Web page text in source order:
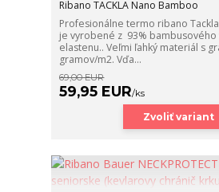
Ribano TACKLA Nano Bamboo
Profesionálne termo ribano
je vyrobené z 93% bambusového
elastenu.. Veľmi ľahký materiál s
gramov/m2. Vďa...
69,00 EUR
59,95 EUR/ks
Zvoliť variant